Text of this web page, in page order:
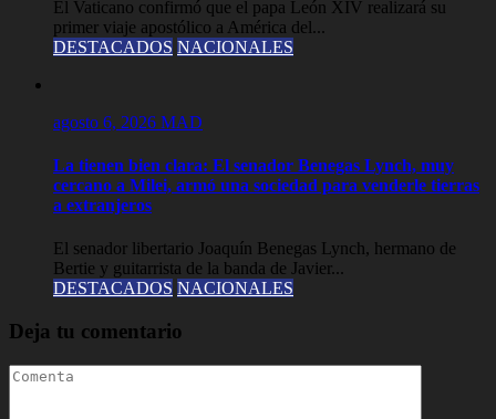
El Vaticano confirmó que el papa León XIV realizará su
primer viaje apostólico a América del...
DESTACADOS NACIONALES
agosto 6, 2026 MAD
La tienen bien clara: El senador Benegas Lynch, muy
cercano a Milei, armó una sociedad para venderle tierras
a extranjeros
El senador libertario Joaquín Benegas Lynch, hermano de
Bertie y guitarrista de la banda de Javier...
DESTACADOS NACIONALES
Deja tu comentario